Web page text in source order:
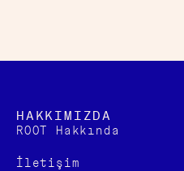
HAKKIMIZDA
ROOT Hakkında
İletişim